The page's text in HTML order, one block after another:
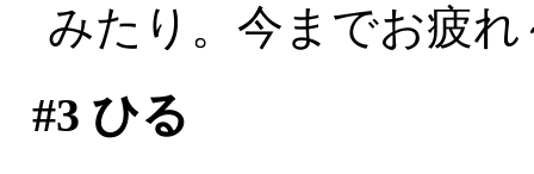
みたり。今までお疲れ
#3 ひる